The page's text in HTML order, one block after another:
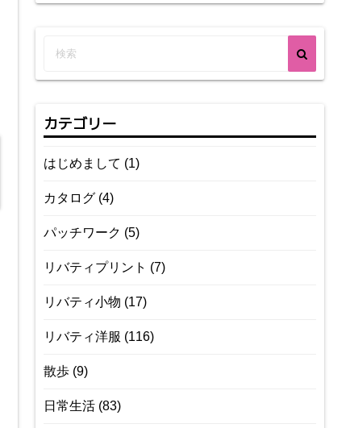
カテゴリー
はじめまして (1)
カタログ (4)
パッチワーク (5)
リバティプリント (7)
リバティ小物 (17)
リバティ洋服 (116)
散歩 (9)
日常生活 (83)